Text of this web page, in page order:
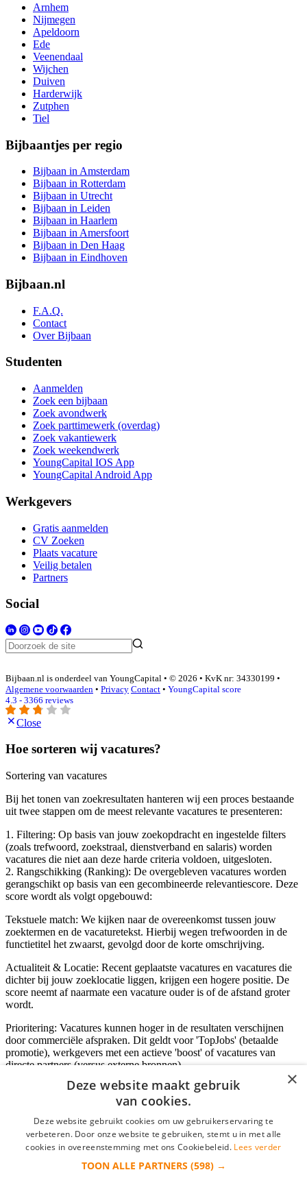
Arnhem
Nijmegen
Apeldoorn
Ede
Veenendaal
Wijchen
Duiven
Harderwijk
Zutphen
Tiel
Bijbaantjes per regio
Bijbaan in Amsterdam
Bijbaan in Rotterdam
Bijbaan in Utrecht
Bijbaan in Leiden
Bijbaan in Haarlem
Bijbaan in Amersfoort
Bijbaan in Den Haag
Bijbaan in Eindhoven
Bijbaan.nl
F.A.Q.
Contact
Over Bijbaan
Studenten
Aanmelden
Zoek een bijbaan
Zoek avondwerk
Zoek parttimewerk (overdag)
Zoek vakantiewerk
Zoek weekendwerk
YoungCapital IOS App
YoungCapital Android App
Werkgevers
Gratis aanmelden
CV Zoeken
Plaats vacature
Veilig betalen
Partners
Social
Bijbaan.nl is onderdeel van YoungCapital • © 2026 • KvK nr: 34330199 •
Algemene voorwaarden • Privacy Contact • YoungCapital score
4.3 - 3366 reviews
Close
Hoe sorteren wij vacatures?
Sortering van vacatures
Bij het tonen van zoekresultaten hanteren wij een proces bestaande
uit twee stappen om de meest relevante vacatures te presenteren:
1. Filtering: Op basis van jouw zoekopdracht en ingestelde filters
(zoals trefwoord, zoekstraal, dienstverband en salaris) worden
vacatures die niet aan deze harde criteria voldoen, uitgesloten.
2. Rangschikking (Ranking): De overgebleven vacatures worden
gerangschikt op basis van een gecombineerde relevantiescore. Deze
score wordt als volgt opgebouwd:
Tekstuele match: We kijken naar de overeenkomst tussen jouw
zoektermen en de vacaturetekst. Hierbij wegen trefwoorden in de
functietitel het zwaarst, gevolgd door de korte omschrijving.
Actualiteit & Locatie: Recent geplaatste vacatures en vacatures die
dichter bij jouw zoeklocatie liggen, krijgen een hogere positie. De
score neemt af naarmate een vacature ouder is of de afstand groter
wordt.
Prioritering: Vacatures kunnen hoger in de resultaten verschijnen
door commerciële afspraken. Dit geldt voor 'TopJobs' (betaalde
promotie), werkgevers met een actieve 'boost' of vacatures van
directe partners (versus externe bronnen).
Inloggen als bedrijf
*
×
Deze website maakt gebruik
van cookies.
Deze website gebruikt cookies om uw gebruikerservaring te
verbeteren. Door onze website te gebruiken, stemt u in met alle
cookies in overeenstemming met ons Cookiebeleid. Lees verder
TOON ALLE PARTNERS (598) →